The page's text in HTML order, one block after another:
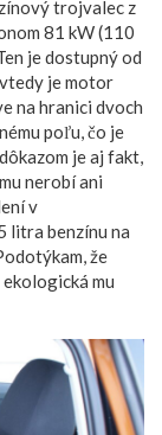
trojvalec z
81 kW (110
je dostupný od
je motor
na hranici dvoch
poľu, čo je
je aj fakt,
nerobí ani
v
litra benzínu na
že
mu